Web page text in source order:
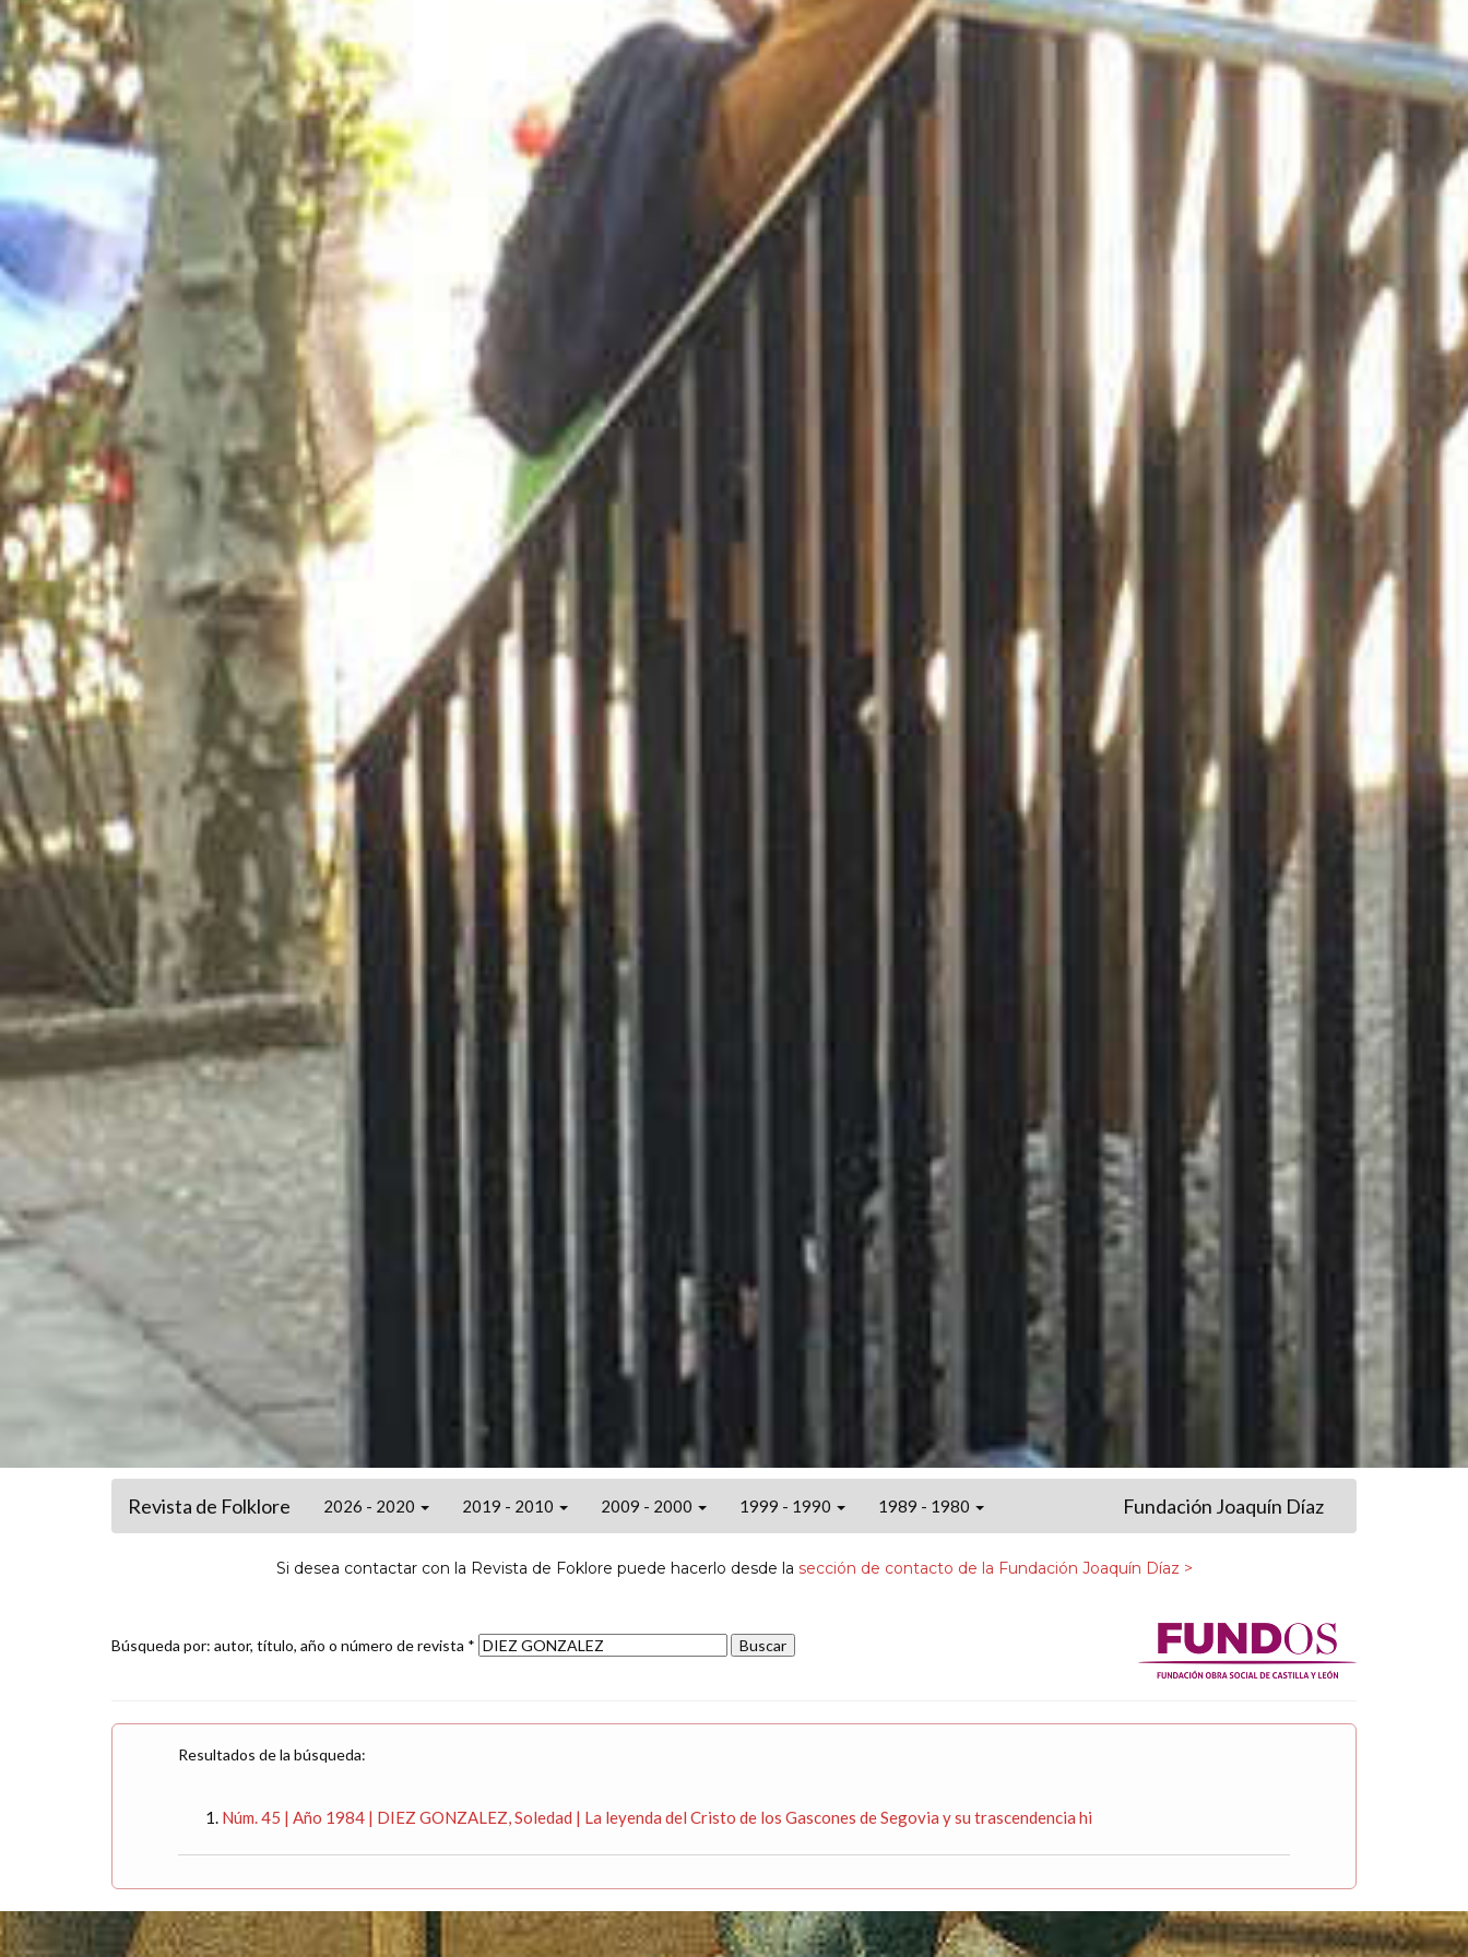
Revista de Folklore 2026 - 2020 2019 - 2010 2009 - 2000 1999 - 1990 1989 - 1980 Fundación Joaquín Díaz
Si desea contactar con la Revista de Foklore puede hacerlo desde la sección de contacto de la Fundación Joaquín Díaz >
Búsqueda por: autor, título, año o número de revista *
Resultados de la búsqueda:
Núm. 45 | Año 1984 | DIEZ GONZALEZ, Soledad | La leyenda del Cristo de los Gascones de Segovia y su trascendencia hi